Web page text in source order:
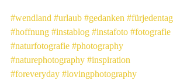
#wendland #urlaub #gedanken #fürjedentag
#hoffnung #instablog #instafoto #fotografie
#naturfotografie #photography
#naturephotography #inspiration
#foreveryday #lovingphotography